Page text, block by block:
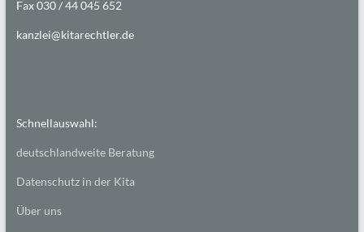
Fax 030 / 44 045 652
kanzlei@kitarechtler.de
Schnellauswahl:
deutschlandweite Beratung
Datenschutz in der Kita
Über uns